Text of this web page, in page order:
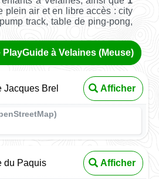
plein air et en libre accès : city
track, table de ping-pong,
à Velaines (Meuse)
Jacques Brel Afficher
du Paquis Afficher